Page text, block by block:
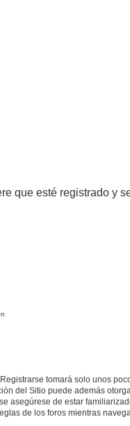
que esté registrado y
tomará solo unos
del Sitio puede además
asegúrese de estar
de los foros mientras